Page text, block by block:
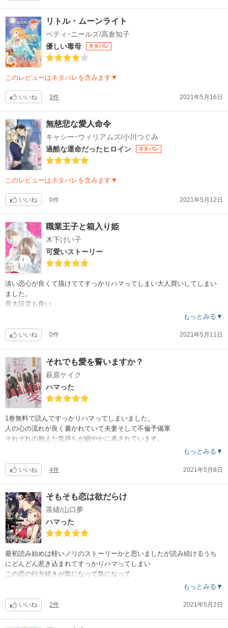
リトル・ムーンライト
ベティ･ニールズ/高倉知子
優しい毒母
ネタバレ
このレビューはネタバレを含みます▼
いいね 3件 2021年5月16日
無慈悲な愛人命令
キャシー･ウィリアムズ/小川つぐみ
過酷な運命だったヒロイン
ネタバレ
このレビューはネタバレを含みます▼
いいね 0件 2021年5月12日
職業王子と箱入り姫
木下けい子
可愛いストーリー
淡い恋心が良くて描けててすっかりハマってしまい大人買いしてしまい
ました。
音大設定も良い
もっとみる▼
いいね 0件 2021年5月11日
それでも愛を誓いますか？
萩原ケイク
ハマった
1巻無料で読んですっかりハマってしまいました。
人の心の流れが良く書かれていて夫妻そして不倫予備軍
それぞれの抱えた気持ちが細やかに表されています。
お互いに心の内を話せたら…
いたくなる様な読まずにいられないそんな切ないストーリーでした。
もっとみる▼
いいね 4件 2021年5月8日
そもそも恋は欲だらけ
茶緒/山口夢
ハマった
最初読み始めは軽いノリのストーリーかと思いましたが読み続けるうち
にどんどん惹き込まれてすっかりハマってしまい
この恋の行方続きが気になって気になって
もっとみる▼
いいね 2件 2021年5月2日